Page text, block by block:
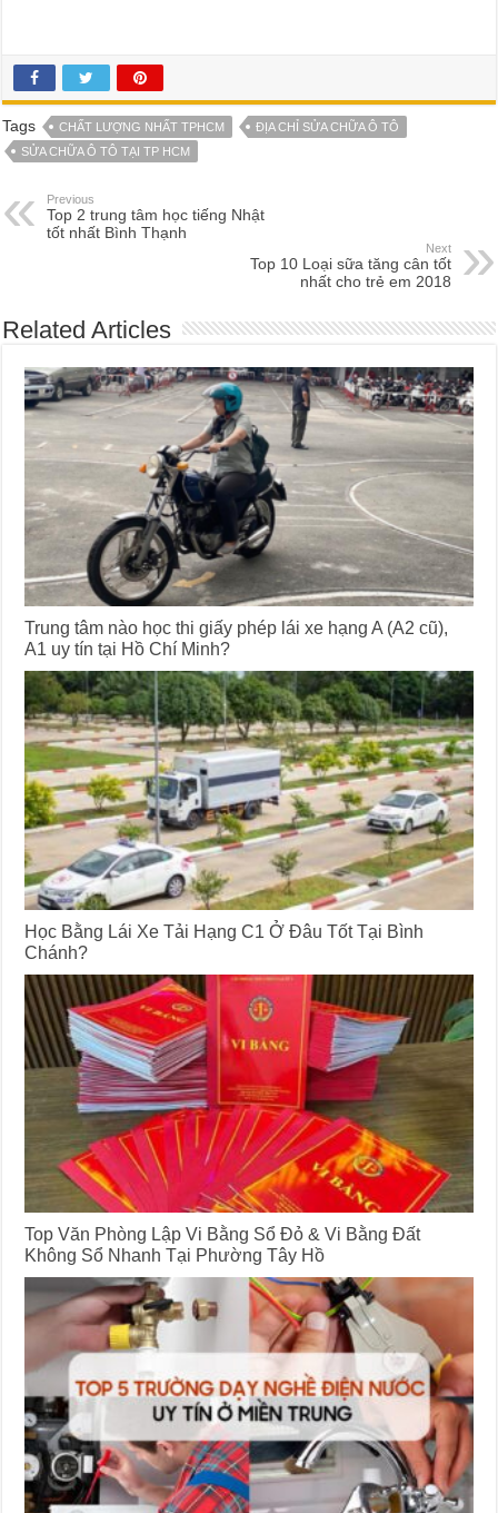
Tags CHẤT LƯỢNG NHẤT TPHCM
ĐỊA CHỈ SỬA CHỮA Ô TÔ
SỬA CHỮA Ô TÔ TẠI TP HCM
Previous
Top 2 trung tâm học tiếng Nhật
tốt nhất Bình Thạnh
Next
Top 10 Loại sữa tăng cân tốt
nhất cho trẻ em 2018
Related Articles
Trung tâm nào học thi giấy phép lái xe hạng A (A2 cũ),
A1 uy tín tại Hồ Chí Minh?
Học Bằng Lái Xe Tải Hạng C1 Ở Đâu Tốt Tại Bình
Chánh?
Top Văn Phòng Lập Vi Bằng Sổ Đỏ & Vi Bằng Đất
Không Sổ Nhanh Tại Phường Tây Hồ